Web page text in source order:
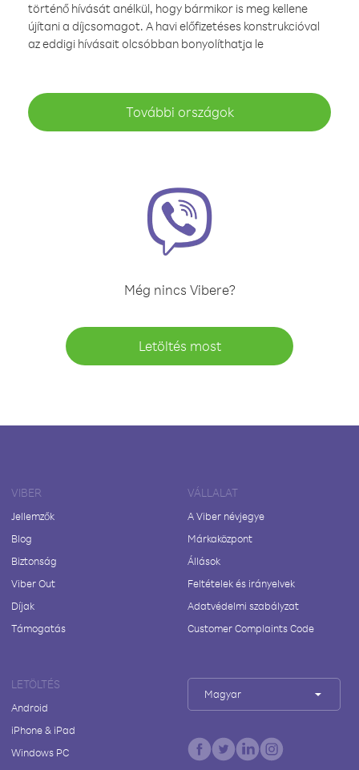
történő hívását anélkül, hogy bármikor is meg kellene
újítani a díjcsomagot. A havi előfizetéses konstrukcióval
az eddigi hívásait olcsóbban bonyolíthatja le
További országok
Még nincs Vibere?
Letöltés most
VIBER
Jellemzők
Blog
Biztonság
Viber Out
Díjak
Támogatás
VÁLLALAT
A Viber névjegye
Márkaközpont
Állások
Feltételek és irányelvek
Adatvédelmi szabályzat
Customer Complaints Code
LETÖLTÉS
Android
iPhone & iPad
Windows PC
Magyar